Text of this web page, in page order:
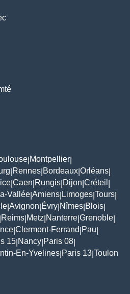
Montpellier
Rennes Bordeaux Orléans
Caen Rungis Dijon Créteil
Vallée Amiens Limoges Tours
Avignon Évry Nîmes Blois
Reims Metz Nanterre Grenoble
Clermont-Ferrand Pau
15 Nancy Paris 08
En-Yvelines Paris 13 Toulon